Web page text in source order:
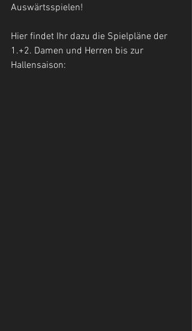
Auswärtsspielen!
Hier findet Ihr dazu die Spielpläne der
1.+2. Damen und Herren bis zur
Hallensaison: